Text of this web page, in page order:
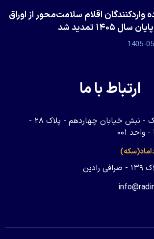
واردکنندگان اقلام سلامت‌محور از اوراق
سال ۱۴۰۵ تمدید شد
1405-
ارتباط با ما
تهران - ولنجک - نبش خیابان چهاردهم - پلاک ۲۸ -
۰۰۱